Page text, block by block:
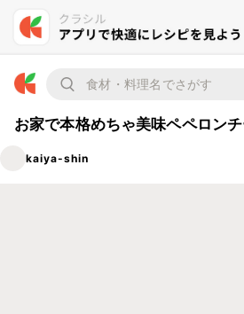
お家で本格めちゃ美味ペペロン
kaiya-shin